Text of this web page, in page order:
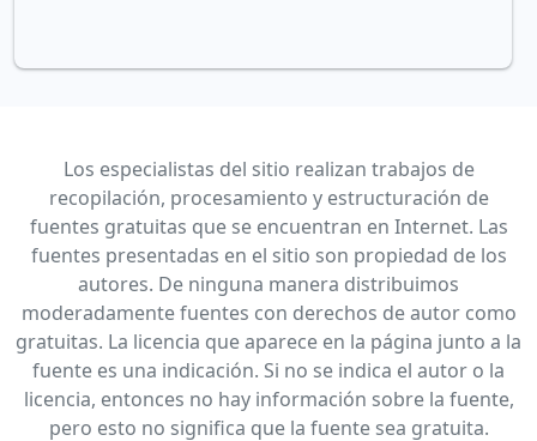
Los especialistas del sitio realizan trabajos de
recopilación, procesamiento y estructuración de
fuentes gratuitas que se encuentran en Internet. Las
fuentes presentadas en el sitio son propiedad de los
autores. De ninguna manera distribuimos
moderadamente fuentes con derechos de autor como
gratuitas. La licencia que aparece en la página junto a la
fuente es una indicación. Si no se indica el autor o la
licencia, entonces no hay información sobre la fuente,
pero esto no significa que la fuente sea gratuita.